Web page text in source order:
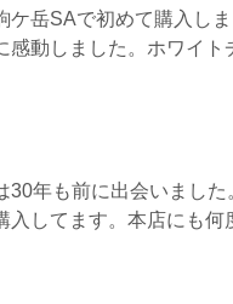
ケ岳SAで初めて購入し
感動しました。ホワイト
30年も前に出会いまし
入してます。本店にも何